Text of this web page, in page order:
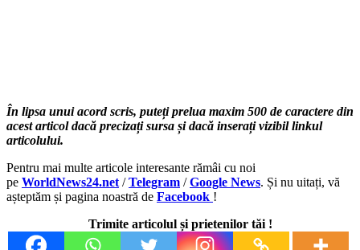
În lipsa unui acord scris, puteți prelua maxim 500 de caractere din
acest articol dacă precizați sursa și dacă inserați vizibil linkul
articolului.
Pentru mai multe articole interesante rămâi cu noi
pe WorldNews24.net /Telegram /Google News. Și nu uitați, vă
așteptăm și pagina noastră de Facebook !
Trimite articolul și prietenilor tăi !